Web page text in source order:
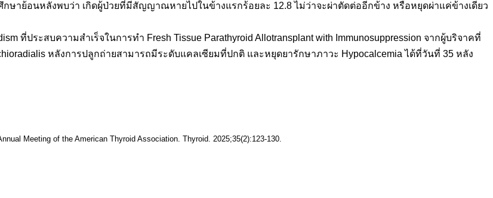
ศึกษาย้อนหลังพบว่า เกิดผู้ป่วยที่มีสัญญาณหายไปในข้างแรกร้อยละ 12.8 ไม่ว่าจะผ่าตัดต่ออีกข้าง หรือหยุดผ่าแค่ข้างเดียว
ที่ประสบความสำเร็จในการทำ Fresh Tissue Parathyroid Allotransplant with Immunosuppression จากผู้บริจาคที่
หลังการปลูกถ่ายสามารถมีระดับแคลเซียมที่ปกติ และหยุดยารักษาภาวะ Hypocalcemia ได้ที่วันที่ 35 หลัง
Meeting of the American Thyroid Association. Thyroid. 2025;35(2):123-130.